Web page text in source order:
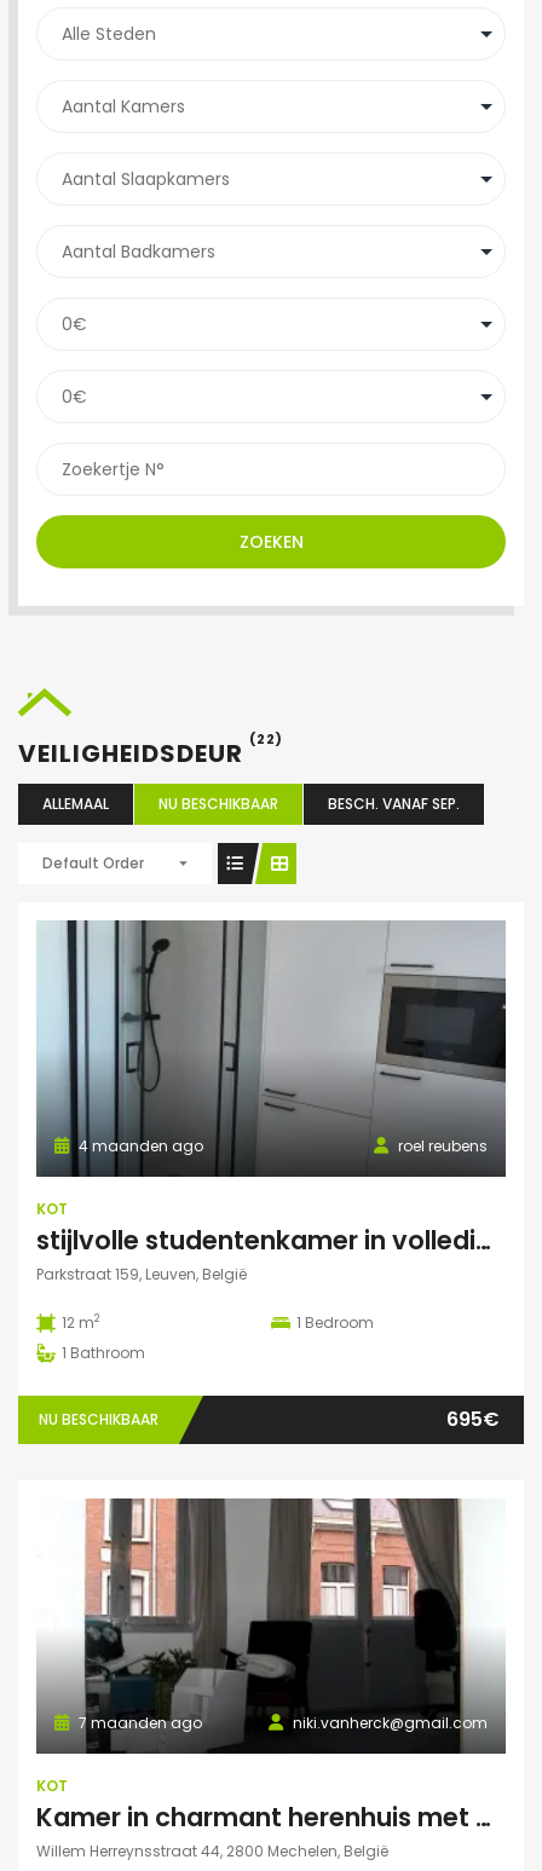
ZOEKEN
VEILIGHEIDSDEUR (22)
ALLEMAAL NU BESCHIKBAAR BESCH. VANAF SEP.
Default Order
roel reubens
4 maanden ago
KOT
stijlvolle studentenkamer in volledig gerenoveerd studentenhuis
Parkstraat 159, Leuven, België
12 m2 1 Bedroom
1 Bathroom
NU BESCHIKBAAR 695€
niki.vanherck@gmail.com
7 maanden ago
KOT
Kamer in charmant herenhuis met grote zonnige tuin
Willem Herreynsstraat 44, 2800 Mechelen, België